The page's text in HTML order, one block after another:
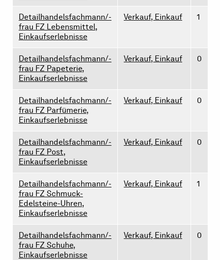
Detailhandelsfachmann/-
frau FZ Lebensmittel,
Einkaufserlebnisse
Verkauf, Einkauf 1
Detailhandelsfachmann/-
frau FZ Papeterie,
Einkaufserlebnisse
Verkauf, Einkauf 0
Detailhandelsfachmann/-
frau FZ Parfümerie,
Einkaufserlebnisse
Verkauf, Einkauf 0
Detailhandelsfachmann/-
frau FZ Post,
Einkaufserlebnisse
Verkauf, Einkauf 0
Detailhandelsfachmann/-
frau FZ Schmuck-
Edelsteine-Uhren,
Einkaufserlebnisse
Verkauf, Einkauf 1
Detailhandelsfachmann/-
frau FZ Schuhe,
Einkaufserlebnisse
Verkauf, Einkauf 0